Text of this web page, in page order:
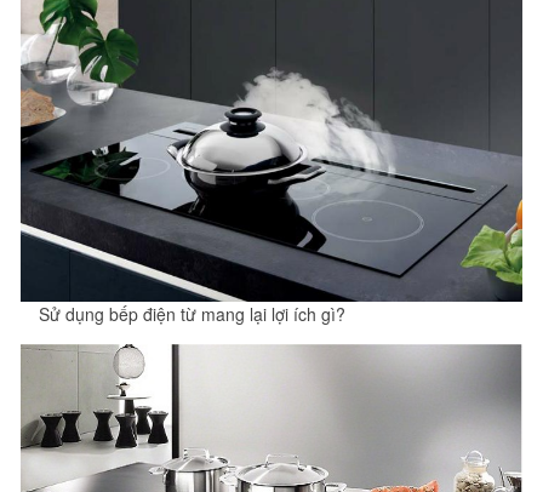
Sử dụng bếp điện từ mang lại lợi ích gì?